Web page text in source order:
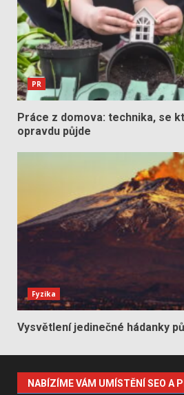
PR
Práce z domova: technika, se
opravdu půjde
Fyzika
Vysvětlení jedinečné hádanky
NABÍZÍME VÁM UMÍSTĚNÍ SEO A